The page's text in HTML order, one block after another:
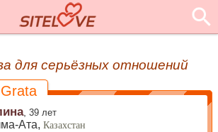
для серьёзных отношений
,39 лет
Ата,Казахстан